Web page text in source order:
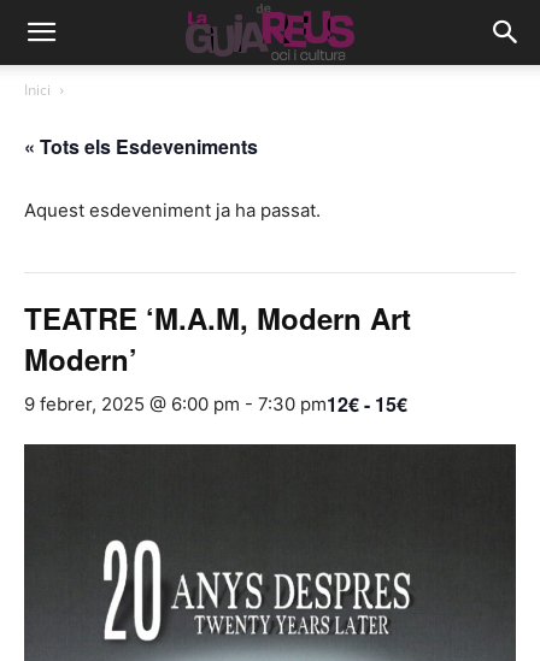
Inici
« Tots els Esdeveniments
Aquest esdeveniment ja ha passat.
TEATRE ‘M.A.M, Modern Art
Modern’
9 febrer, 2025 @ 6:00 pm - 7:30 pm12€ - 15€